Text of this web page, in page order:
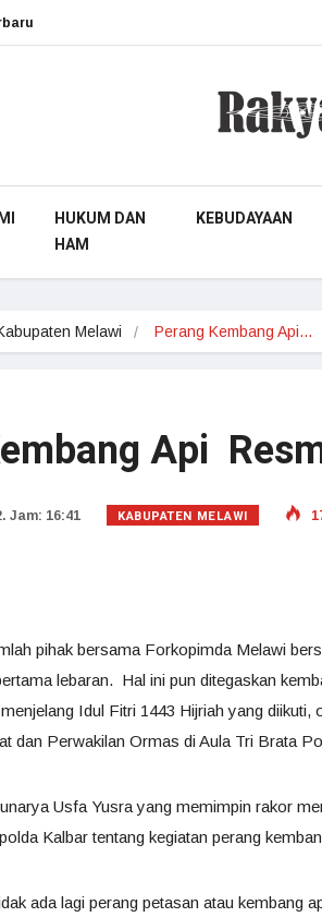
HUKUM DAN
HAM
KEBUDAYAAN
Melawi Perang Kembang Api…
Api
Jam: 16:41 KABUPATEN MELAWI
pihak bersama Forkopimda Melawi
lebaran. Hal ini pun ditegaskan
Idul Fitri 1443 Hijriah yang
dan Perwakilan Ormas di Aula Tri Brata
Usfa Yusra yang memimpin rakor
Kalbar tentang kegiatan perang
ada lagi perang petasan atau kembang